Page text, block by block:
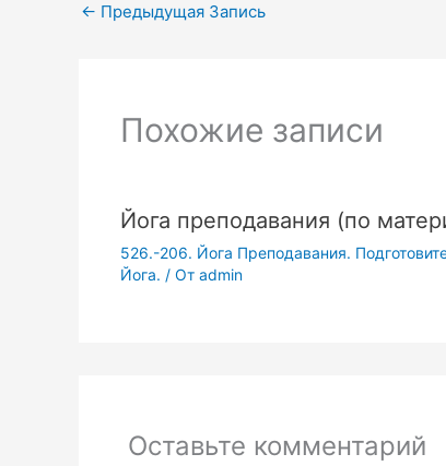
← Предыдущая Запись
Похожие записи
Йога преподавания (по
526.-206. Йога Преподавания.
Йога. / От admin
Оставьте комментарий